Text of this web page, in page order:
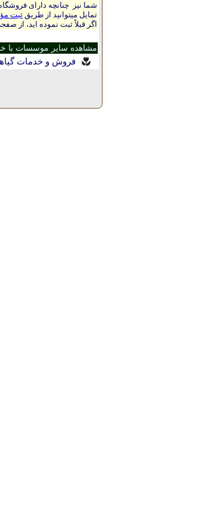
شما نیز چنانچه دارای
تمایل میتوانید از طریقثبت
اگر قبلاً ثبت نموده اید، از
مشاهده سایر موسسات با
فروش و خدمات